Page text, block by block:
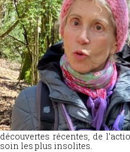
découvertes récentes, de
soin les plus insolites.